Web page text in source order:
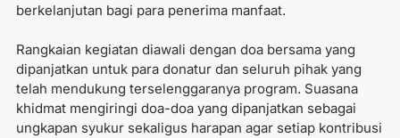
berkelanjutan bagi para penerima manfaat.
Rangkaian kegiatan diawali dengan doa bersama yang
dipanjatkan untuk para donatur dan seluruh pihak yang
telah mendukung terselenggaranya program. Suasana
khidmat mengiringi doa-doa yang dipanjatkan sebagai
ungkapan syukur sekaligus harapan agar setiap kontribusi